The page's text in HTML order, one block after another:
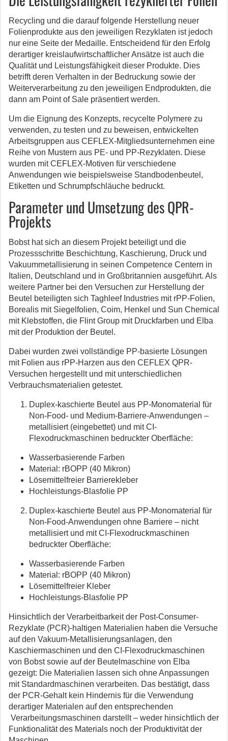
Recycling und die darauf folgende Herstellung neuer
Folienprodukte aus den jeweiligen Rezyklaten ist jedoch
nur eine Seite der Medaille. Entscheidend für den Erfolg
derartiger kreislaufwirtschaftlicher Ansätze ist auch die
Qualität und Leistungsfähigkeit dieser Produkte. Dies
betrifft deren Verhalten in der Bedruckung sowie der
Weiterverarbeitung zu den jeweiligen Endprodukten, die
dann am Point of Sale präsentiert werden.
Um die Eignung des Konzepts, recycelte Polymere zu
verwenden, zu testen und zu beweisen, entwickelten
Arbeitsgruppen aus CEFLEX-Mitgliedsunternehmen eine
Reihe von Mustern aus PE- und PP-Rezyklaten. Diese
wurden mit CEFLEX-Motiven für verschiedene
Anwendungen wie beispielsweise Standbodenbeutel,
Etiketten und Schrumpfschläuche bedruckt.
Parameter und Umsetzung des QPR-
Projekts
Bobst hat sich an diesem Projekt beteiligt und die
Prozessschritte Beschichtung, Kaschierung, Druck und
Vakuummetallisierung in seinen Competence Centern in
Italien, Deutschland und in Großbritannien ausgeführt. Als
weitere Partner bei den Versuchen zur Herstellung der
Beutel beteiligten sich Taghleef Industries mit rPP-Folien,
Borealis mit Siegelfolien, Coim, Henkel und Sun Chemical
mit Klebstoffen, die Flint Group mit Druckfarben und Elba
mit der Produktion der Beutel.
Dabei wurden zwei vollständige PP-basierte Lösungen
mit Folien aus rPP-Harzen aus den CEFLEX QPR-
Versuchen hergestellt und mit unterschiedlichen
Verbrauchsmaterialien getestet.
Duplex-kaschierte Beutel aus PP-Monomaterial für
Non-Food- und Medium-Barriere-Anwendungen –
metallisiert (eingebettet) und mit CI-
Flexodruckmaschinen bedruckter Oberfläche:
Wasserbasierende Farben
Material: rBOPP (40 Mikron)
Lösemittelfreier Barrierekleber
Hochleistungs-Blasfolie PP
Duplex-kaschierte Beutel aus PP-Monomaterial für
Non-Food-Anwendungen ohne Barriere – nicht
metallisiert und mit CI-Flexodruckmaschinen
bedruckter Oberfläche:
Wasserbasierende Farben
Material: rBOPP (40 Mikron)
Lösemittelfreier Kleber
Hochleistungs-Blasfolie PP
Hinsichtlich der Verarbeitbarkeit der Post-Consumer-
Rezyklate (PCR)-haltigen Materialien haben die Versuche
auf den Vakuum-Metallisierungsanlagen, den
Kaschiermaschinen und den CI-Flexodruckmaschinen
von Bobst sowie auf der Beutelmaschine von Elba
gezeigt: Die Materialien lassen sich ohne Anpassungen
mit Standardmaschinen verarbeiten. Das bestätigt, dass
der PCR-Gehalt kein Hindernis für die Verwendung
derartiger Materialen auf den entsprechenden
Verarbeitungsmaschinen darstellt – weder hinsichtlich der
Funktionalität des Materials noch der Produktivität der